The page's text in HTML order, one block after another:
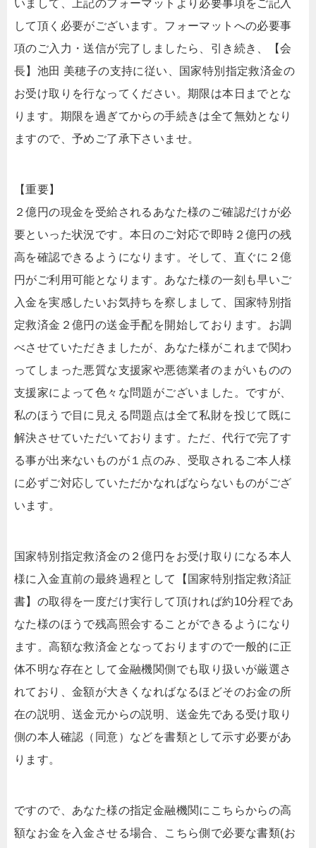
いまして、上記のフォーマットより必要事項をご記入
して頂く必要がございます。フォーマットへの必要事
項のご入力・送信が完了しましたら、引き続き、【会
長】池田 美穂子の支持に従い、国家特別指定救済金の
お受け取りを行なってください。期限は本日までとな
ります。期限を過ぎてからの手続きは全て無効となり
ますので、予めご了承下さいませ。
【重要】
２億円の現金を受給されるあなた様のご確認だけが必
要といった状況です。本日のご対応で即時２億円の残
高を確認できるようになります。そして、直ぐに２億
円がご利用可能となります。あなた様の一刻も早いご
入金を実感したいお気持ちを察しまして、国家特別指
定救済金２億円の送金手配を開始しております。お調
べさせていただきましたが、あなた様がこれまで関わ
ってしまった悪質な支援家や悪徳業者のまがいものの
支援家によって色々な問題がございました。ですが、
私のほうで目に見える問題点は全て私財を投じて既に
解決させていただいております。ただ、代行で完了す
る事が出来ないものが１点のみ、受取されるご本人様
に必ずご対応していただかなればならないものがござ
います。
国家特別指定救済金の２億円をお受け取りになる本人
様に入金直前の最終過程として【国家特別指定救済証
書】の取得を一度だけ実行して頂ければ約10分程であ
なた様のほうで残高照会することができるようになり
ます。高額な救済金となっておりますので一般的に正
体不明な存在として金融機関側でも取り扱いが厳選さ
れており、金額が大きくなればなるほどそのお金の所
在の説明、送金元からの説明、送金先である受け取り
側の本人確認（同意）などを書類として示す必要があ
ります。
ですので、あなた様の指定金融機関にこちらからの高
額なお金を入金させる場合、こちら側で必要な書類(お